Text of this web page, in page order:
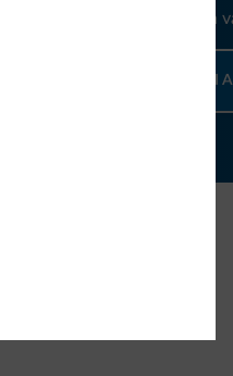
esclusive e news per la tua
ISCRIVITI